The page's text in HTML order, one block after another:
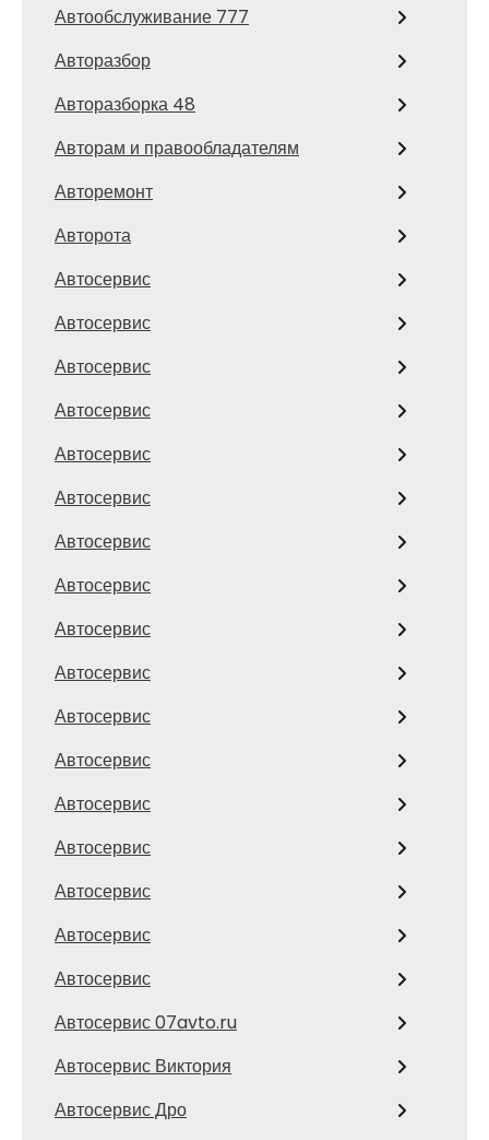
Автообслуживание 777
Авторазбор
Авторазборка 48
Авторам и правообладателям
Авторемонт
Авторота
Автосервис
Автосервис
Автосервис
Автосервис
Автосервис
Автосервис
Автосервис
Автосервис
Автосервис
Автосервис
Автосервис
Автосервис
Автосервис
Автосервис
Автосервис
Автосервис
Автосервис
Автосервис 07avto.ru
Автосервис Виктория
Автосервис Дро